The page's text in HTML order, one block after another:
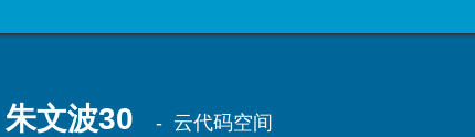
朱文波30 - 云代码空间